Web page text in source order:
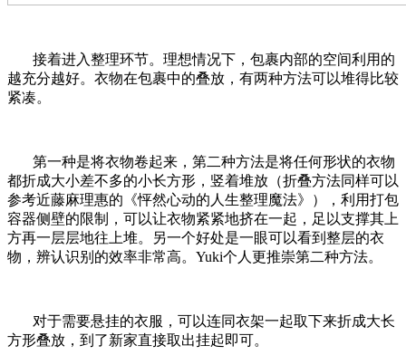
接着进入整理环节。理想情况下，包裹内部的空间利用的
越充分越好。衣物在包裹中的叠放，有两种方法可以堆得比较
紧凑。
第一种是将衣物卷起来，第二种方法是将任何形状的衣物
都折成大小差不多的小长方形，竖着堆放（折叠方法同样可以
参考近藤麻理惠的《怦然心动的人生整理魔法》），利用打包
容器侧壁的限制，可以让衣物紧紧地挤在一起，足以支撑其上
方再一层层地往上堆。另一个好处是一眼可以看到整层的衣
物，辨认识别的效率非常高。Yuki个人更推崇第二种方法。
对于需要悬挂的衣服，可以连同衣架一起取下来折成大长
方形叠放，到了新家直接取出挂起即可。